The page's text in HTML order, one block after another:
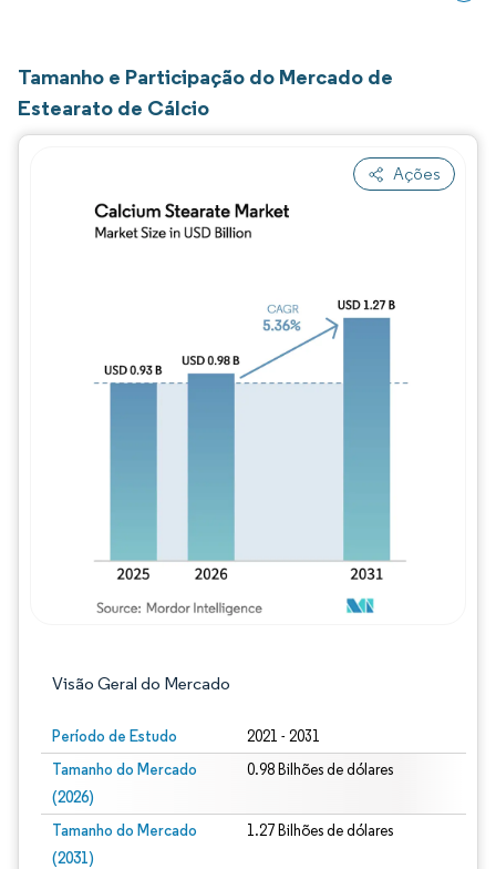
Tamanho e Participação do Mercado de
Estearato de Cálcio
Ações
Visão Geral do Mercado
Período de Estudo 2021 - 2031
Tamanho do Mercado
(2026)
0.98 Bilhões de dólares
Tamanho do Mercado
(2031)
1.27 Bilhões de dólares